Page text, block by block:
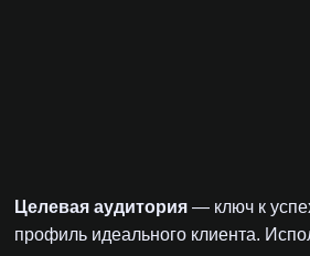
Целевая аудитория — ключ к
профиль идеального клиента.